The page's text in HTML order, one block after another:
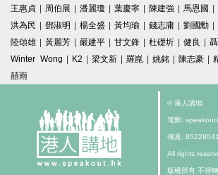
王惠貞 | 周伯展 | 潘麗瓊 | 葉慶寧 | 陳建強 | 馬恩國 |
洪為民 | 鄧淑明 | 楊全盛 | 黃均瑜 | 錢志庸 | 劉國勳 |
陸頌雄 | 黃麗芳 | 嚴建平 | 甘文鋒 | 杜礎圻 | 健良 |
Winter Wong | K2 | 梁文新 | 羅崑 | 姚銘 | 陳志豪 |
囍雨
© 港人講地
電郵:
傳真:
All rights
版權所有 不得